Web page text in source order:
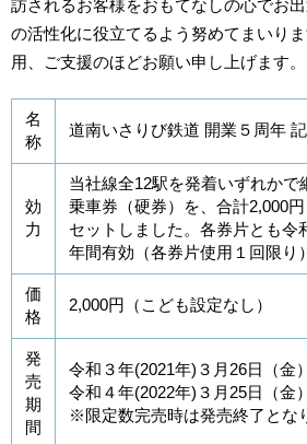
訪されるお客様をおもてなしの心でお
の活性化に役立てるよう努めてまいり
用、ご支援のほどお願い申し上げます。
名
称
道南いさりび鉄道 開業５周年
効
力
当社線全12駅を発着いずれかで
乗車券（硬券）を、合計2,000
セットしました。各券片とも令
年間有効（各券片使用１回限り
価
格
2,000円（こども設定なし）
発
売
期
間
令和３年(2021年)３月26日（金
令和４年(2022年)３月25日（金
※限定数完売時は発売終了とな